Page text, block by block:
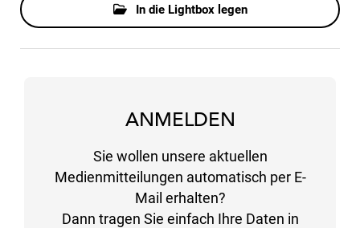
In die Lightbox legen
ANMELDEN
Sie wollen unsere aktuellen
Medienmitteilungen automatisch per E-
Mail erhalten?
Dann tragen Sie einfach Ihre Daten in